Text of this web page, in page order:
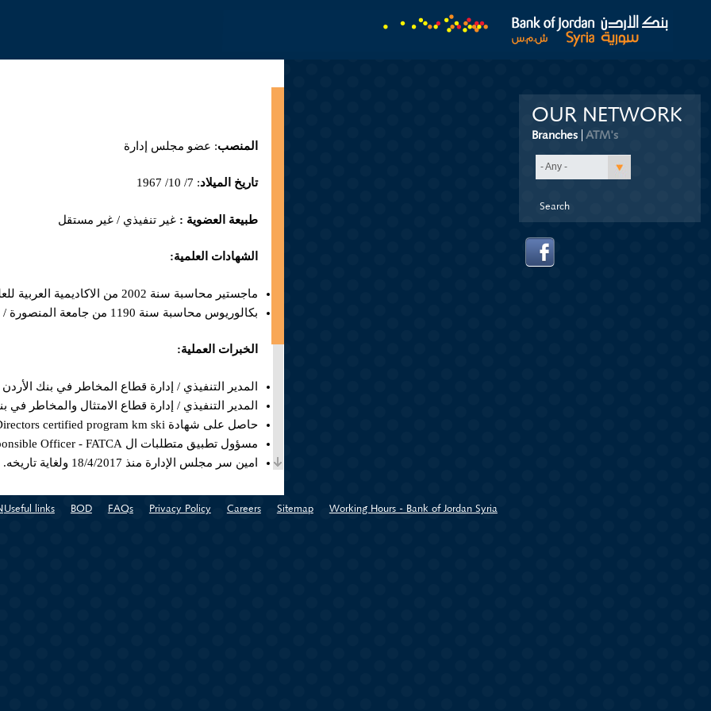
المنصب: عضو مجلس إدارة
تاريخ الميلاد: 7/ 10/ 1967
طبيعة العضوية : غير تنفيذي / غير مستقل
الشهادات العلمية:
ماجستير محاسبة سنة 2002 من الاكاديمية العربية للعلوم المالية والمصرفية / الأردن
بكالوريوس محاسبة سنة 1190 من جامعة المنصورة / جمهورية مصر العربية
الخبرات العملية:
المدير التنفيذي / إدارة قطاع المخاطر في بنك الأردن منذ 26/9/2019 ولغاية
المدير التنفيذي / إدارة قطاع الامتثال والمخاطر في بنك الأردن منذ 24/4/
حاصل على شهادة Board of Directors certified program km ski سنة 2018 من مؤسسة التمويل الدولية (IFC).
مسؤول تطبيق متطلبات ال FATCA Rresponsible Officer - FATCA منذ تموز 2017 ولغاية 30/11/2020.
امين سر مجلس الإدارة منذ 18/4/2017 ولغاية تاريخه.
OUR NETWORK
Branches (active tab)
ATM's
- Any -
Useful links BOD FAQs Privacy Policy Careers Sitemap Working Hours - Bank of Jordan Syria